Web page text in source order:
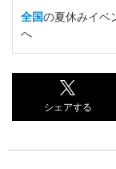
全国の夏休みイベ
へ
シェアする